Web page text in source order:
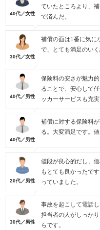
40代／女性
ていたところより、
で済んだ。
30代／女性
補償の面は1番に気に
で、とても満足のい
40代／男性
保険料の安さが魅力
ることで、安心して
ッカーサービスも充実
40代／男性
補償に対する保険料
る。大変満足です。
20代／男性
値段が良心的だし、
もとても良かったで
っていました。
30代／男性
事故を起こして電話
担当者の人がしっか
らです。